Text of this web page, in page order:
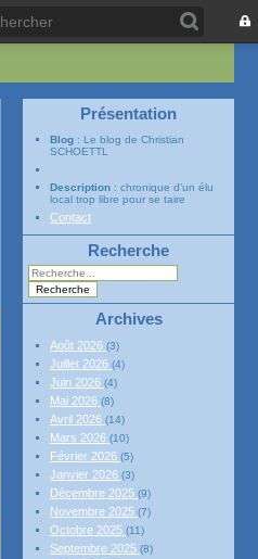
Présentation
Blog : Le blog de Christian
SCHOETTL
Description : chronique d'un élu
local trop libre pour se taire
Contact
Recherche
Archives
Août 2026 (3)
Juillet 2026 (4)
Juin 2026 (4)
Mai 2026 (8)
Avril 2026 (14)
Mars 2026 (10)
Février 2026 (5)
Janvier 2026 (3)
Décembre 2025 (9)
Novembre 2025 (7)
Octobre 2025 (11)
Septembre 2025 (8)